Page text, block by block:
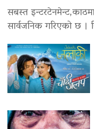
सबस्त
सार्वजनिक गरिएको छ ।